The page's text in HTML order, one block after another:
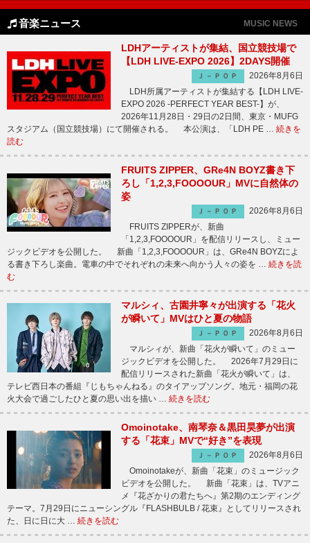
音楽ニュース MUSIC NEWS
LDHアーティストが集結、国立競技場で
【LDH LIVE-EXPO 2026】2DAYS開催
Ｊ－ＰＯＰ
2026年8月6日
LDH所属アーティストが集結する【LDH LIVE-
EXPO 2026 -PERFECT YEAR BEST-】が、
2026年11月28日・29日の2日間、東京・MUFG
スタジアム（国立競技場）にて開催される。 本公演は、「LDH PE … 続きを
読む
FRUITS ZIPPER、GRe4N BOYZ書き下
ろし「1,2,3,FOOOOUR」MVに自然体の
姿
Ｊ－ＰＯＰ
2026年8月6日
FRUITS ZIPPERが、新曲
「1,2,3,FOOOOUR」を配信リリースし、ミュー
ジックビデオを公開した。 新曲「1,2,3,FOOOOUR」は、GRe4N BOYZによ
る書き下ろし楽曲。電車の中でそれぞれの未来へ向かう人々の姿を … 続きを読
む
マルシィ、古園井寧々が出演する「花火
が瞬いて」MVはひと夏の物語
Ｊ－ＰＯＰ
2026年8月6日
マルシィが、新曲「花火が瞬いて」のミュー
ジックビデオを公開した。 2026年7月29日に
配信リリースされた新曲「花火が瞬いて」は、
テレビ西日本の番組『じもちゃんねる』のタイアップソング。地元・福岡の花
火大会で過ごしたひと夏の思い出を描い … 続きを読む
Omoinotake、南琴奈＆黒田昊夢が出演
する「花束」MVで“好き”を表現
Ｊ－ＰＯＰ
2026年8月6日
Omoinotakeが、新曲「花束」のミュージック
ビデオを公開した。 新曲「花束」は、TVアニ
メ『花ざかりの君たちへ』第2期のエンディング
テーマ。7月29日にニューシングル『FLASHBULB / 花束』としてリリースされ
た、日に日に大 … 続きを読む